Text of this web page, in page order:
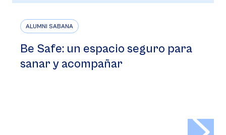
ALUMNI SABANA
Be Safe: un espacio seguro para
sanar y acompañar